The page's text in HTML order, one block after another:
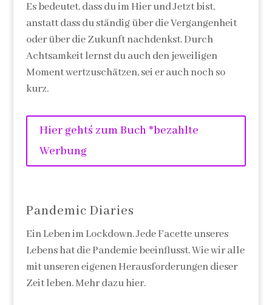
Es bedeutet, dass du im Hier und Jetzt bist,
anstatt dass du ständig über die Vergangenheit
oder über die Zukunft nachdenkst. Durch
Achtsamkeit lernst du auch den jeweiligen
Moment wertzuschätzen, sei er auch noch so
kurz.
Hier geht´s zum Buch *bezahlte
Werbung
Pandemic Diaries
Ein Leben im Lockdown. Jede Facette unseres
Lebens hat die Pandemie beeinflusst. Wie wir alle
mit unseren eigenen Herausforderungen dieser
Zeit leben. Mehr dazu hier.